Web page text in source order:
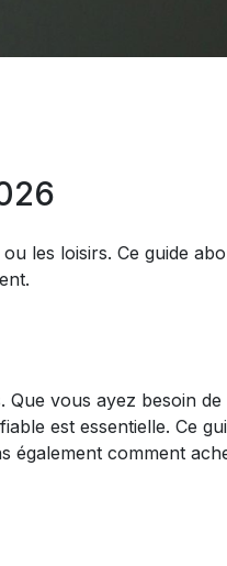
les loisirs. Ce guide
vous ayez besoin
est essentielle. Ce
également comment